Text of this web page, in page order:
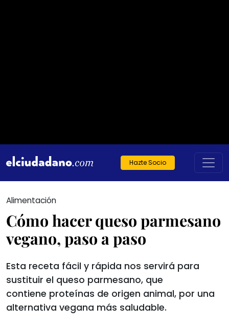
Hazte Socio
Alimentación
Cómo hacer queso parmesano
vegano, paso a paso
Esta receta fácil y rápida nos servirá para
sustituir el queso parmesano, que
contiene proteínas de origen animal, por una
alternativa vegana más saludable.